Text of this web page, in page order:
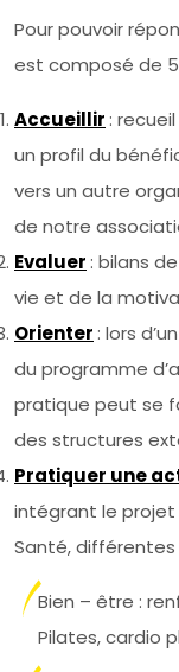
Pour pouvoir
est composé de
Accueillir:
un profil du
vers un autre
de notre
Evaluer: bilans
vie et de la
Orienter: lors
du programme
pratique peut se
des structures
Pratiquer une
intégrant le projet
Santé,
Bien – être :
Pilates, cardio